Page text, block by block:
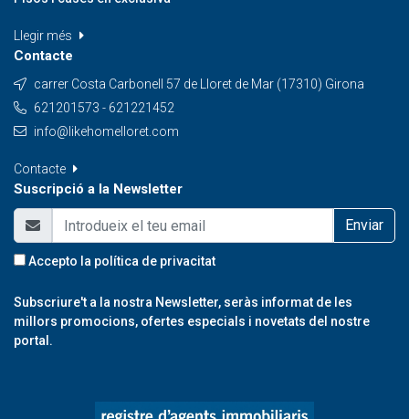
Llegir més
Contacte
carrer Costa Carbonell 57 de Lloret de Mar (17310) Girona
621201573 - 621221452
info@likehomelloret.com
Contacte
Suscripció a la Newsletter
Enviar
Accepto la política de privacitat
Subscriure't a la nostra Newsletter, seràs informat de les
millors promocions, ofertes especials i novetats del nostre
portal.